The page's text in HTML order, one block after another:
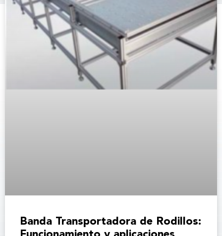
Banda Transportadora de Rodillos: